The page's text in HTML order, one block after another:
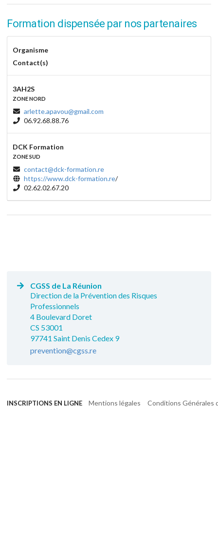
Formation dispensée par nos partenaires
Organisme
Contact(s)
3AH2S
ZONE NORD
arlette.apavou@gmail.com
06.92.68.88.76
DCK Formation
ZONE SUD
contact@dck-formation.re
https://www.dck-formation.re/
02.62.02.67.20
CGSS de La Réunion
Direction de la Prévention des Risques
Professionnels
4 Boulevard Doret
CS 53001
97741 Saint Denis Cedex 9
prevention@cgss.re
INSCRIPTIONS EN LIGNE Mentions légales Conditions Générales